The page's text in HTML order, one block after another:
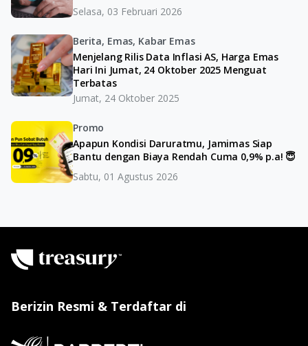
Selasa, 03 Februari 2026
Berita, Emas, Kabar Emas
Menjelang Rilis Data Inflasi AS, Harga Emas
Hari Ini Jumat, 24 Oktober 2025 Menguat
Terbatas
Jumat, 24 Oktober 2025
Promo
Apapun Kondisi Daruratmu, Jamimas Siap
Bantu dengan Biaya Rendah Cuma 0,9% p.a! 😇
Sabtu, 01 Agustus 2026
Berizin Resmi & Terdaftar di